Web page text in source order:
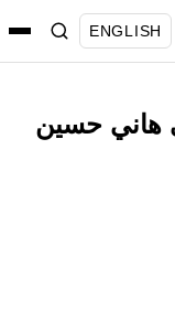
ENGLISH
هاني حسين